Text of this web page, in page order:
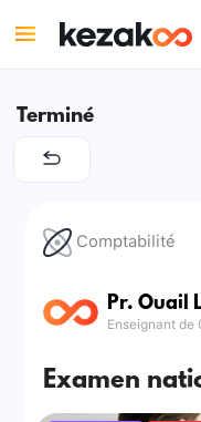
Terminé
Comptabilité
Pr. Ouail
Enseignant
Examen